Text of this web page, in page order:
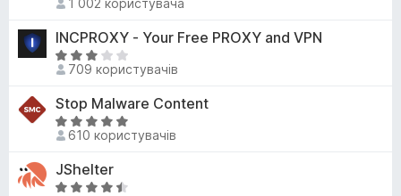
1
з
5
4
,
7
5
ц
і
н
к
5
з
5
1 002 користувача
INCPROXY - Your Free PROXY and VPN
О
ц
н
к
2
,
709 користувачів
Stop Malware Content
О
ц
н
610 користувачів
JShelter
О